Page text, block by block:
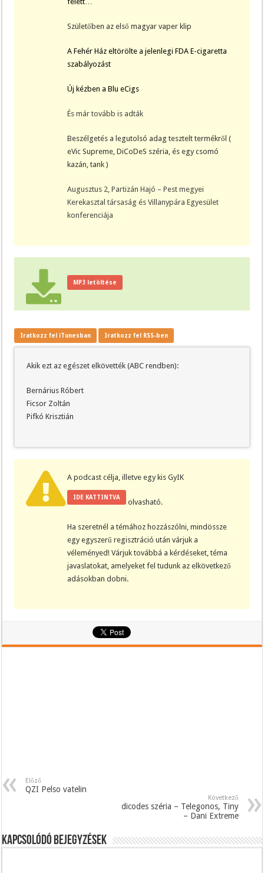
Születőben az első magyar vaper klip
A Fehér Ház eltörölte a jelenlegi FDA E-cigaretta
szabályozást
Új kézben a Blu eCigs
És már tovább is adták
Beszélgetés a legutolsó adag tesztelt termékről (
eVic Supreme, DiCoDeS széria, és egy csomó
kazán, tank )
Augusztus 2, Partizán Hajó – Pest megyei
Kerekasztal társaság és Villanypára Egyesület
konferenciája
MP3 letöltése
Iratkozz fel iTunesban Iratkozz fel RSS-ben
Akik ezt az egészet elkövették (ABC rendben):
Bernárius Róbert
Ficsor Zoltán
Pifkó Krisztián
A podcast célja, illetve egy kis GyIK
IDE KATTINTVA
olvasható.
Ha szeretnél a témához hozzászólni, mindössze
egy egyszerű regisztráció után várjuk a
véleményed! Várjuk továbbá a kérdéseket, téma
javaslatokat, amelyeket fel tudunk az elkövetkező
adásokban dobni.
Előző
QZI Pelso vatelin
Következő
dicodes széria – Telegonos, Tiny
– Dani Extreme
Kapcsolódó bejegyzések